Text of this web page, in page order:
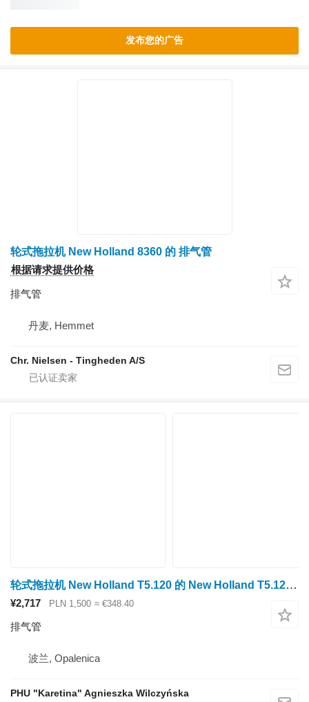
发布您的广告
轮式拖拉机 New Holland 8360 的 排气管
根据请求提供价格
排气管
丹麦, Hemmet
Chr. Nielsen - Tingheden A/S
轮式拖拉机 New Holland T5.120 的 New Holland T5.120 2023 排气管 47731290
¥2,717 PLN 1,500 ≈ €348.40
排气管
波兰, Opalenica
PHU "Karetina" Agnieszka Wilczyńska